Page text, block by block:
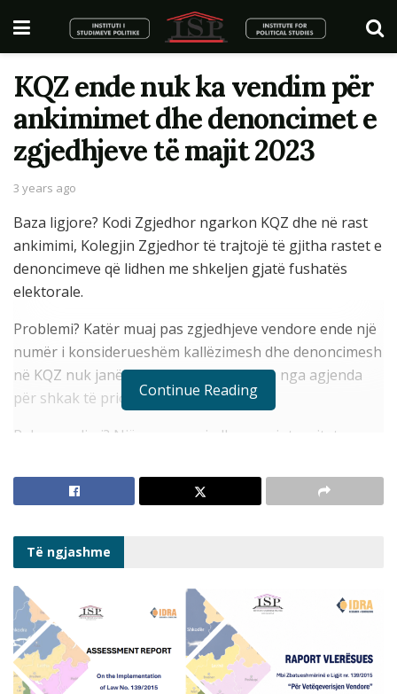
KQZ ende nuk ka vendim për
ankimimet dhe denoncimet e
zgjedhjeve të majit 2023
3 years ago
Baza ligjore? Kodi Zgjedhor ngarkon KQZ dhe në rast
ankimimi, Kolegjin Zgjedhor të trajtojë të gjitha rastet e
denoncimeve që lidhen me shkeljen gjatë fushatës
elektorale.
Problemi? Katër muaj pas zgjedhjeve vendore ende një
numër i konsiderueshëm kallëzimesh dhe denoncimesh
në KQZ nuk janë trajtuar, duke u shtyrë nga agjenda
për shkak të prioriteteve të tjera.
Rekomandimi? Një proces zgjedhor me integritet
përgjegjësitë të trajtojë në rrugë ligjore 100% të
ankimimeve dhe denoncimeve të regjistruara.
Ky infografik është realizuar në kuadër të projektit
“Fuqizimi i integritetit të zgjedhjeve dhe i
qëndrueshmerisë së partive politike”, loti “Forcimi i rolit
monitorues dhe kërkesës së llogarisë nga qytetarët
nëpërmjet shoqërisë civile, medias dhe mbështetjes
akademike”, zbatuar nga Komiteti i Helsinkit (KSHH) në
partneritet me Institutin e Studimeve Politike (ISP),
Continue Reading
Të ngjashme